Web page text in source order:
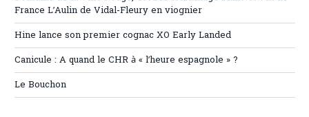
France L’Aulin de Vidal-Fleury en viognier
Hine lance son premier cognac XO Early Landed
Canicule : A quand le CHR à « l’heure espagnole » ?
Le Bouchon